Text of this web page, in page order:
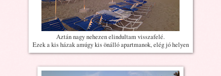
Aztán nagy nehezen elindultam visszafelé.
Ezek a kis házak amúgy kis önálló apartmanok, elég jó helyen